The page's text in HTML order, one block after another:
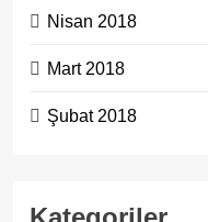
Nisan 2018
Mart 2018
Şubat 2018